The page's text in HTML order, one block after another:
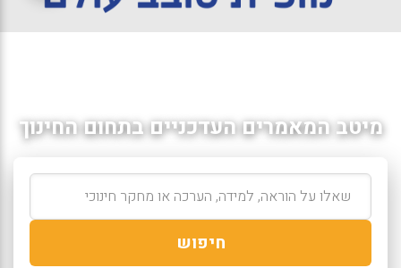
מיטב המאמרים העדכניים בתחום החינוך
חיפוש